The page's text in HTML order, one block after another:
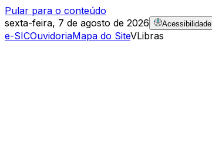
Pular para o conteúdo
sexta-feira, 7 de agosto de 2026
Acessibilidade
e-SICOuvidoriaMapa do SiteVLibras